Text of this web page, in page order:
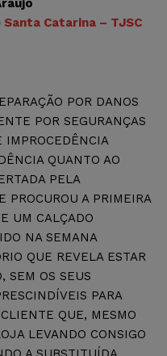
Catarina – TJSC
POR DANOS
POR SEGURANÇAS
IMPROCEDÊNCIA
QUANTO AO
PELA
PROCUROU A PRIMEIRA
UM CALÇADO
NA SEMANA
QUE REVELA ESTAR
SEM OS SEUS
PARA
QUE, MESMO
LEVANDO CONSIGO